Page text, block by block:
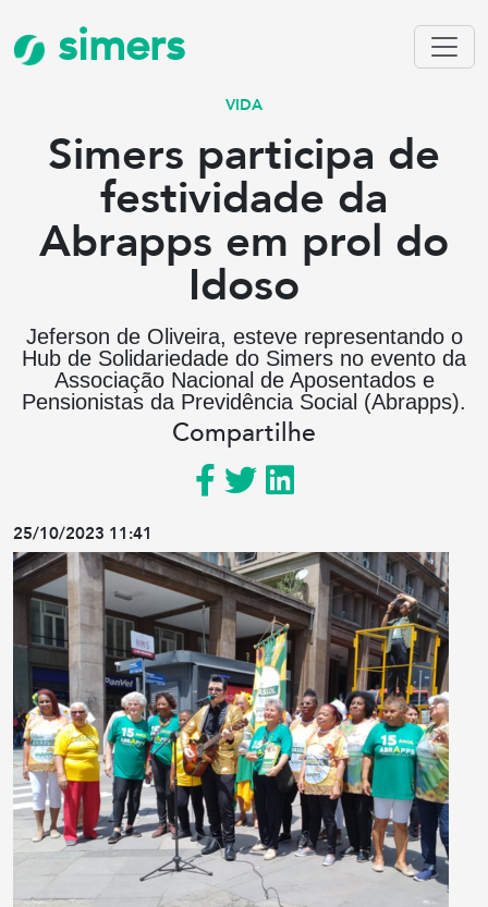
simers
VIDA
Simers participa de
festividade da
Abrapps em prol do
Idoso
Jeferson de Oliveira, esteve representando o
Hub de Solidariedade do Simers no evento da
Associação Nacional de Aposentados e
Pensionistas da Previdência Social (Abrapps).
Compartilhe
25/10/2023 11:41